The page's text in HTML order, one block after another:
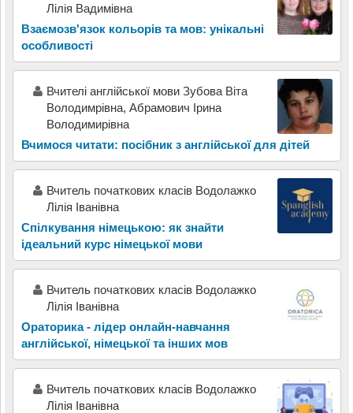
Лілія Вадимівна
Взаємозв'язок кольорів та мов: унікальні
особливості
Вчителі англійської мови Зубова Віта
Володимрівна, Абрамович Ірина
Володимирівна
Вчимося читати: посібник з англійської для дітей
Вчитель початкових класів Водолажко
Лілія Іванівна
Спілкування німецькою: як знайти
ідеальний курс німецької мови
Вчитель початкових класів Водолажко
Лілія Іванівна
Ораторика - лідер онлайн-навчання
англійської, німецької та інших мов
Вчитель початкових класів Водолажко
Лілія Іванівна